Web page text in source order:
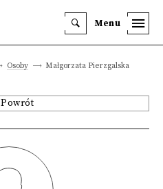
Menu
Osoby Małgorzata Pierzgalska
Powrót